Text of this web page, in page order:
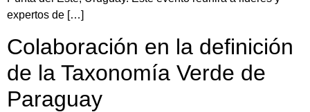
expertos de […]
Colaboración en la definición
de la Taxonomía Verde de
Paraguay